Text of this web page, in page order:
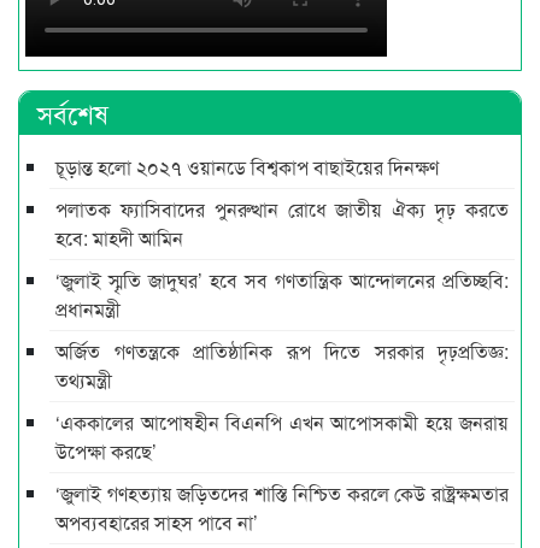
সর্বশেষ
চূড়ান্ত হলো ২০২৭ ওয়ানডে বিশ্বকাপ বাছাইয়ের দিনক্ষণ
পলাতক ফ্যাসিবাদের পুনরুত্থান রোধে জাতীয় ঐক্য দৃঢ় করতে
হবে: মাহ্দী আমিন
‘জুলাই স্মৃতি জাদুঘর’ হবে সব গণতান্ত্রিক আন্দোলনের প্রতিচ্ছবি:
প্রধানমন্ত্রী
অর্জিত গণতন্ত্রকে প্রাতিষ্ঠানিক রূপ দিতে সরকার দৃঢ়প্রতিজ্ঞ:
তথ্যমন্ত্রী
‘এককালের আপোষহীন বিএনপি এখন আপোসকামী হয়ে জনরায়
উপেক্ষা করছে’
‘জুলাই গণহত্যায় জড়িতদের শাস্তি নিশ্চিত করলে কেউ রাষ্ট্রক্ষমতার
অপব্যবহারের সাহস পাবে না’